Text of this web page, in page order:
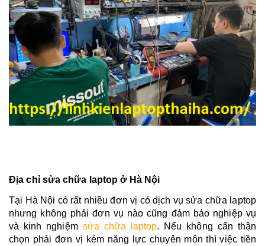
Địa chỉ sửa chữa laptop ở Hà Nội
Tại Hà Nội có rất nhiều đơn vị có dịch vụ sửa chữa laptop
nhưng không phải đơn vụ nào cũng đảm bảo nghiệp vụ
và kinh nghiệm sửa chữa laptop. Nếu không cẩn thận
chọn phải đơn vị kém năng lực chuyên môn thì việc tiền